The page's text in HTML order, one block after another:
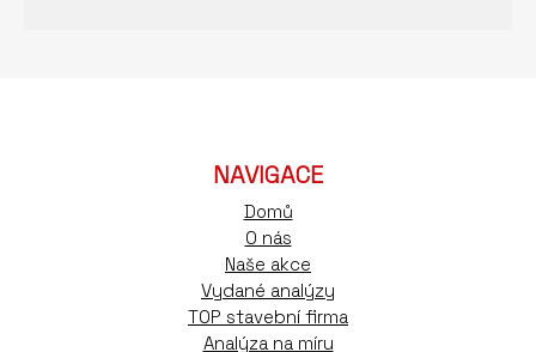
NAVIGACE
Domů
O nás
Naše akce
Vydané analýzy
TOP stavební firma
Analýza na míru